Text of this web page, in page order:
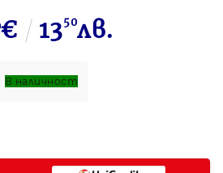
€ 1350лв.
В наличност